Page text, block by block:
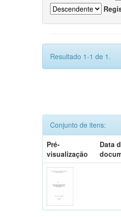
Resultado 1-1 de 1.
Conjunto de itens:
Pré-
visualização
Data